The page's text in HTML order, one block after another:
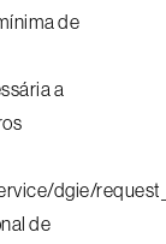
de
a
dgie/
de